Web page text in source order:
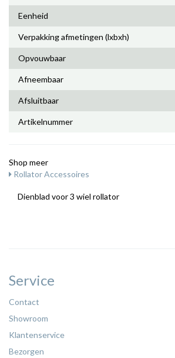
Eenheid
Verpakking afmetingen (lxbxh)
Opvouwbaar
Afneembaar
Afsluitbaar
Artikelnummer
Shop meer
Rollator Accessoires
Dienblad voor 3 wiel rollator
Service
Contact
Showroom
Klantenservice
Bezorgen